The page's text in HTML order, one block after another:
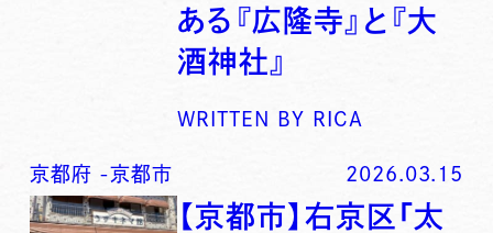
ある『広隆寺』と『大
酒神社』
WRITTEN BY RICA
京都府 -京都市 2026.03.15
【京都市】右京区「太